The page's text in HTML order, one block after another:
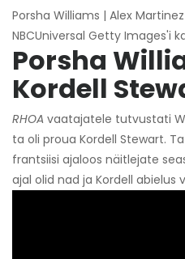
Porsha Williams | Alex
NBCUniversal Getty Images'i
Porsha
Kordell
RHOA vaatajatele tutvustati
ta oli proua Kordell Stewart.
frantsiisi ajaloos näitlejate
ajal olid nad ja Kordell abielus